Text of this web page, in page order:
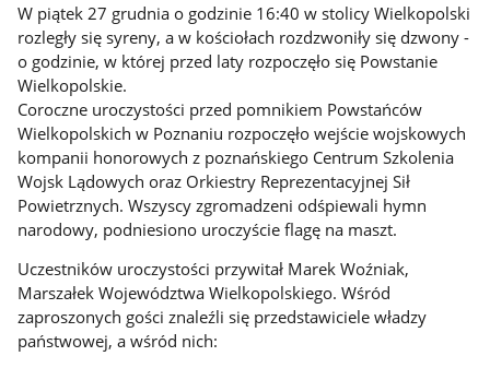
W piątek 27 grudnia o godzinie 16:40 w stolicy Wielkopolski
rozległy się syreny, a w kościołach rozdzwoniły się dzwony -
o godzinie, w której przed laty rozpoczęło się Powstanie
Wielkopolskie.
Coroczne uroczystości przed pomnikiem Powstańców
Wielkopolskich w Poznaniu rozpoczęło wejście wojskowych
kompanii honorowych z poznańskiego Centrum Szkolenia
Wojsk Lądowych oraz Orkiestry Reprezentacyjnej Sił
Powietrznych. Wszyscy zgromadzeni odśpiewali hymn
narodowy, podniesiono uroczyście flagę na maszt.
Uczestników uroczystości przywitał Marek Woźniak,
Marszałek Województwa Wielkopolskiego. Wśród
zaproszonych gości znaleźli się przedstawiciele władzy
państwowej, a wśród nich: